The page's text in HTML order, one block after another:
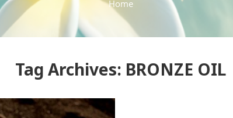
Home
Tag Archives: BRONZE OIL